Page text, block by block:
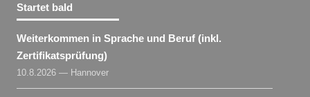
Startet bald
Weiterkommen in Sprache und Beruf (inkl.
Zertifikatsprüfung)
10.8.2026 — Hannover